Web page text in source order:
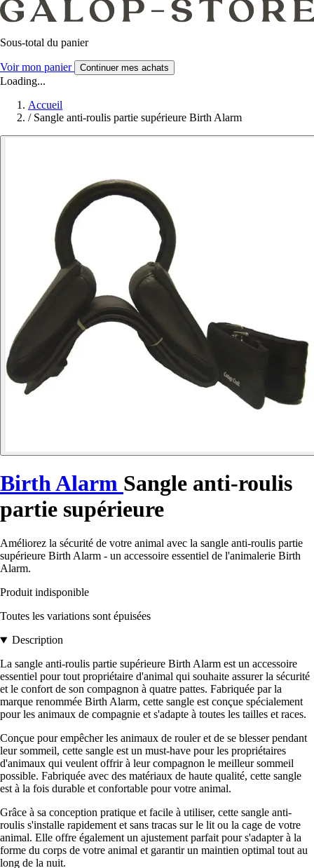
Sous-total du panier
Voir mon panier Continuer mes achats
Loading...
Accueil
/ Sangle anti-roulis partie supérieure Birth Alarm
Birth Alarm Sangle anti-roulis
partie supérieure
Améliorez la sécurité de votre animal avec la sangle anti-roulis partie
supérieure Birth Alarm - un accessoire essentiel de l'animalerie Birth
Alarm.
Produit indisponible
Toutes les variations sont épuisées
Description
La sangle anti-roulis partie supérieure Birth Alarm est un accessoire
essentiel pour tout propriétaire d'animal qui souhaite assurer la sécurité
et le confort de son compagnon à quatre pattes. Fabriquée par la
marque renommée Birth Alarm, cette sangle est conçue spécialement
pour les animaux de compagnie et s'adapte à toutes les tailles et races.
Conçue pour empêcher les animaux de rouler et de se blesser pendant
leur sommeil, cette sangle est un must-have pour les propriétaires
d'animaux qui veulent offrir à leur compagnon le meilleur sommeil
possible. Fabriquée avec des matériaux de haute qualité, cette sangle
est à la fois durable et confortable pour votre animal.
Grâce à sa conception pratique et facile à utiliser, cette sangle anti-
roulis s'installe rapidement et sans tracas sur le lit ou la cage de votre
animal. Elle offre également un ajustement parfait pour s'adapter à la
forme du corps de votre animal et garantir un maintien optimal tout au
long de la nuit.